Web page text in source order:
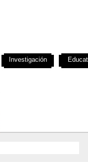
Investigación